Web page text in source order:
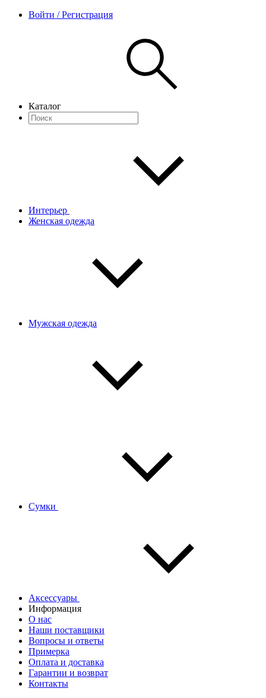
Войти / Регистрация
Каталог
Интерьер
Женская одежда
Мужская одежда
Сумки
Аксессуары
Информация
О нас
Наши поставщики
Вопросы и ответы
Примерка
Оплата и доставка
Гарантии и возврат
Контакты